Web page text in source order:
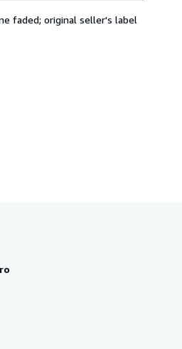
faded; original seller's label